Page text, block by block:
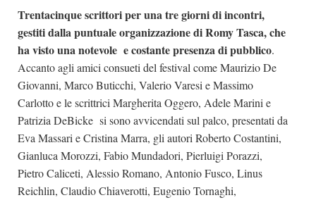
Trentacinque scrittori per una tre giorni di incontri,
gestiti dalla puntuale organizzazione di Romy Tasca, che
ha visto una notevole e costante presenza di pubblico.
Accanto agli amici consueti del festival come Maurizio De
Giovanni, Marco Buticchi, Valerio Varesi e Massimo
Carlotto e le scrittrici Margherita Oggero, Adele Marini e
Patrizia DeBicke si sono avvicendati sul palco, presentati da
Eva Massari e Cristina Marra, gli autori Roberto Costantini,
Gianluca Morozzi, Fabio Mundadori, Pierluigi Porazzi,
Pietro Caliceti, Alessio Romano, Antonio Fusco, Linus
Reichlin, Claudio Chiaverotti, Eugenio Tornaghi,